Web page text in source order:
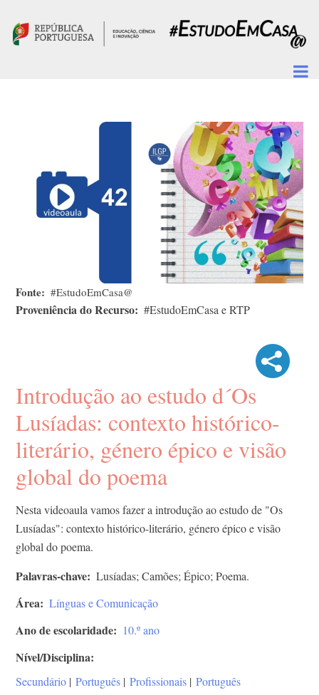
Fonte #EstudoEmCasa@
Proveniência do Recurso #EstudoEmCasa e RTP
Introdução ao estudo d´Os
Lusíadas: contexto histórico-
literário, género épico e visão
global do poema
Nesta videoaula vamos fazer a introdução ao estudo de "Os
Lusíadas": contexto histórico-literário, género épico e visão
global do poema.
Palavras-chave Lusíadas; Camões; Épico; Poema.
Área Línguas e Comunicação
Ano de escolaridade 10.º ano
Nível/Disciplina
Secundário | Português | Profissionais | Português